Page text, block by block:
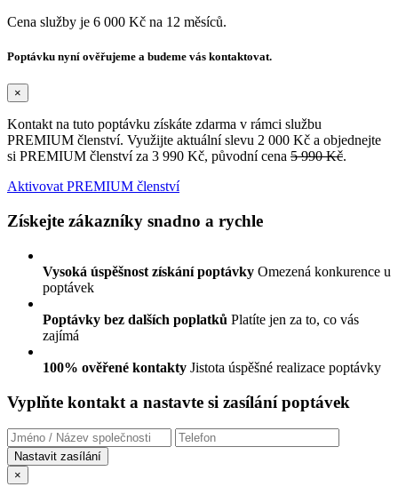
Cena služby je 6 000 Kč na 12 měsíců.
Poptávku nyní ověřujeme a budeme vás kontaktovat.
×
Kontakt na tuto poptávku získáte zdarma v rámci službu
PREMIUM členství. Využijte aktuální slevu 2 000 Kč a objednejte
si PREMIUM členství za 3 990 Kč, původní cena 5 990 Kč.
Aktivovat PREMIUM členství
Získejte zákazníky snadno a rychle
Vysoká úspěšnost získání poptávky Omezená konkurence u
poptávek
Poptávky bez dalších poplatků Platíte jen za to, co vás
zajímá
100% ověřené kontakty Jistota úspěšné realizace poptávky
Vyplňte kontakt a nastavte si zasílání poptávek
×